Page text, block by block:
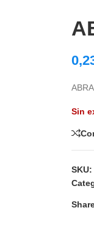
Sin
SKU: